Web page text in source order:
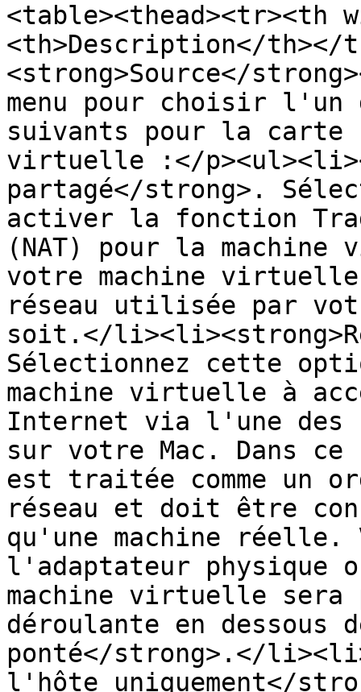
<table><thead><tr><th
<th>Description</th></
<strong>Source</
menu pour choisir l'un
suivants pour la carte
virtuelle :</
partagé</strong>.
activer la fonction
(NAT) pour la
votre machine
réseau utilisée par
soit.</
Sélectionnez cette
machine virtuelle à
Internet via l'une des
sur votre Mac. Dans
est traitée comme un
réseau et doit être
qu'une machine réelle.
l'adaptateur physique
machine virtuelle
déroulante en dessous
ponté</strong>.</
l'hôte uniquement</